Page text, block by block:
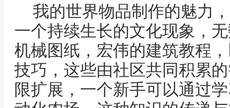
我的世界物品制作的魅力
一个持续生长的文化现象，
机械图纸，宏伟的建筑教程
技巧，这些由社区共同积累
限扩展，一个新手可以通过